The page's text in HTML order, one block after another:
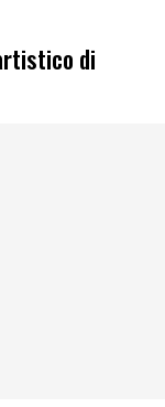
di